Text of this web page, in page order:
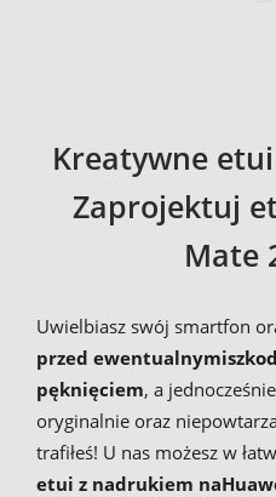
Kreatywne
Zaprojektuj
Mate
Uwielbiasz swój smartfon
przed ewentualnymi
pęknięciem, a
oryginalnie oraz
trafiłeś! U nas możesz w
etui z nadrukiem na